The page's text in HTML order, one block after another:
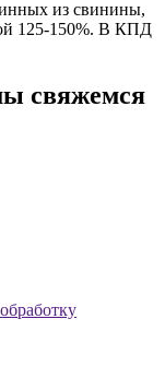
из свинины,
125-150%. В КПД
свяжемся
обработку